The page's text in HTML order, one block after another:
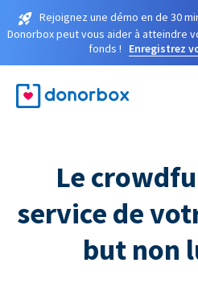
Rejoignez une démo en de 30
Donorbox peut vous aider à atteindre
fonds !
Enregistrez
Le
service de
but non